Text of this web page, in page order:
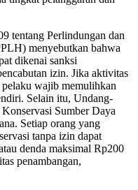
tentang Perlindungan dan
menyebutkan bahwa
dikenai sanksi
izin. Jika aktivitas
wajib memulihkan
Selain itu, Undang-
Sumber Daya
Setiap orang yang
tanpa izin dapat
denda maksimal Rp200
penambangan,